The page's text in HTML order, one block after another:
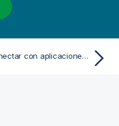
Conectar con aplicaciones SaaS